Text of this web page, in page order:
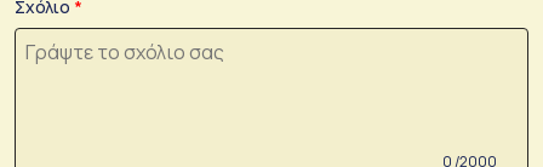
Σχόλιο
0 /2000